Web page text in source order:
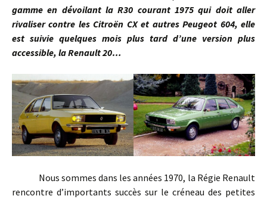
gamme en dévoilant la R30 courant 1975 qui doit aller
rivaliser contre les Citroën CX et autres Peugeot 604, elle
est suivie quelques mois plus tard d’une version plus
accessible, la Renault 20…
Nous sommes dans les années 1970, la Régie Renault
rencontre d’importants succès sur le créneau des petites